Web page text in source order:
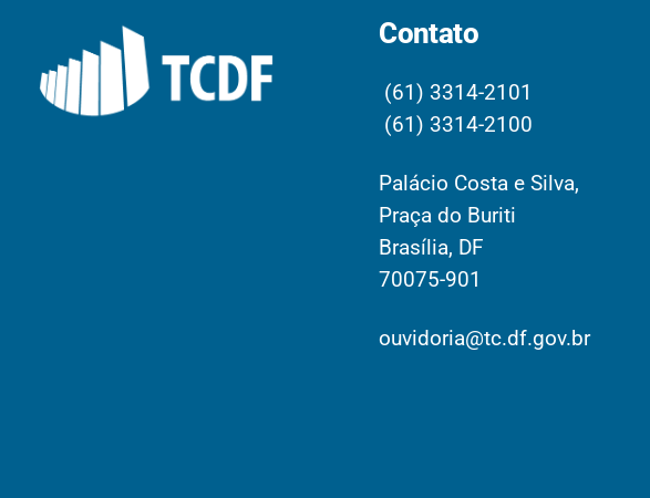
Contato
(61) 3314-2101
(61) 3314-2100
Palácio Costa e Silva,
Praça do Buriti
Brasília, DF
70075-901
ouvidoria@tc.df.gov.br